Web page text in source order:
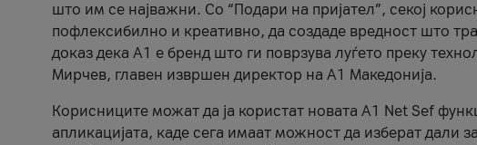
што им се најважни. Со “Подари на пријател”, секој
пофлексибилно и креативно, да создаде вредност што
доказ дека А1 е бренд што ги поврзува луѓето преку
Мирчев, главен извршен директор на А1 Македонија.
Корисниците можат да ја користат новата А1 Net Sef
апликацијата, каде сега имаат можност да изберат дали